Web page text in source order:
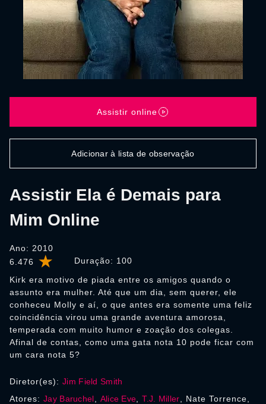
6.476 Duração: 100
Assistir Ela é Demais para
Mim Online
Ano: 2010
Kirk era motivo de piada entre os amigos quando o
assunto era mulher. Até que um dia, sem querer, ele
conheceu Molly e aí, o que antes era somente uma feliz
coincidência virou uma grande aventura amorosa,
temperada com muito humor e zoação dos colegas.
Afinal de contas, como uma gata nota 10 pode ficar com
um cara nota 5?
Assistir online
Adicionar à lista de observação
Diretor(es): Jim Field Smith
Atores: Jay Baruchel Alice Eve ,T.J. Miller , Nate Torrence,